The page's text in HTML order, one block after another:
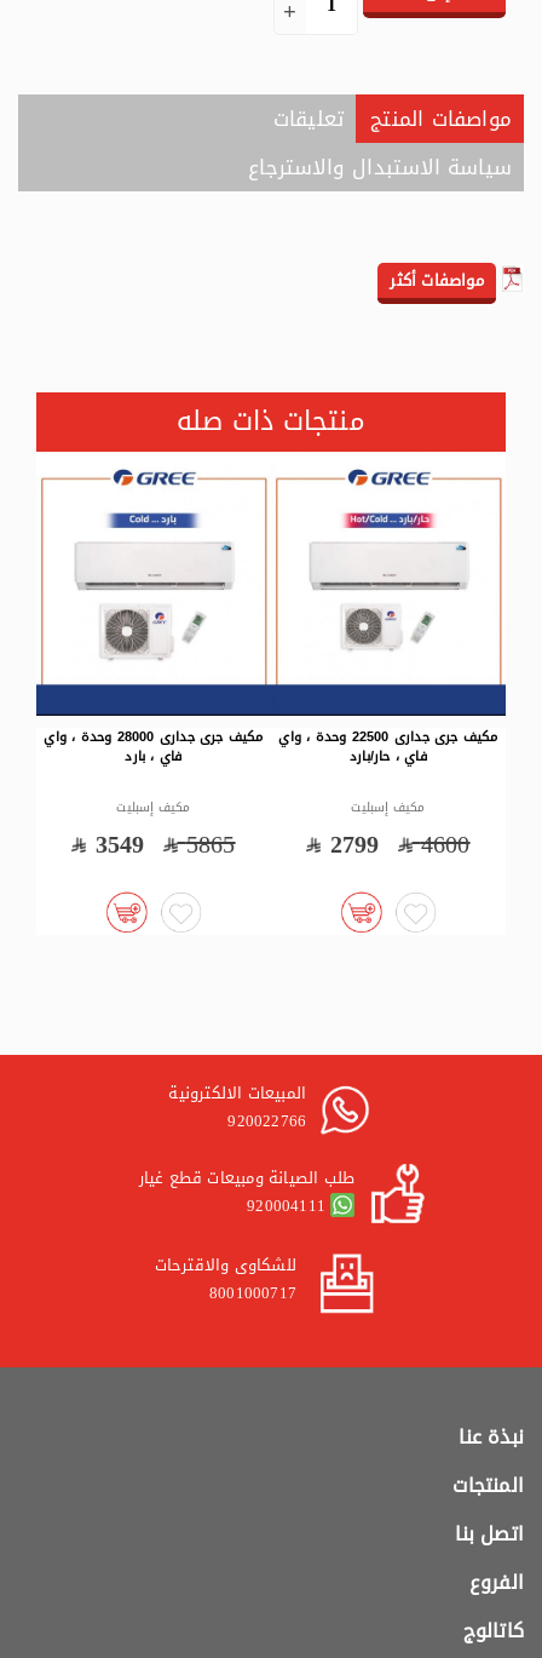
مواصفات المنتج
تعليقات
سياسة الاستبدال والاسترجاع
مواصفات أكثر
منتجات ذات صله
مكيف جرى جدارى 22500 وحدة ، واي
فاي ، حار/بارد
2799
مكيف جرى جدارى 28000 وحدة ، واي
5865
3549
2932
المبيعات الالكترونية
920022766
طلب الصيانة ومبيعات قطع غيار
920004111
للشكاوى والاقترحات
8001000717
نبذة عنا
المنتجات
اتصل بنا
الفروع
كاتالوج